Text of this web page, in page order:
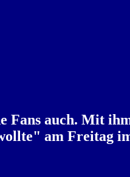
auch. Mit
am Freitag